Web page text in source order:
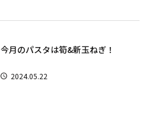
今月のパスタは筍&新玉ねぎ！
2024.05.22